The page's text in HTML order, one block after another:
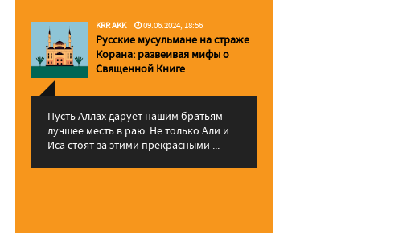
KRR AKK 09.06.2024, 18:56
Русские мусульмане на страже
Корана: pазвеивая мифы о
Священной Книге
Пусть Аллах дарует нашим братьям
лучшее месть в раю. Не только Али и
Иса стоят за этими прекрасными ...